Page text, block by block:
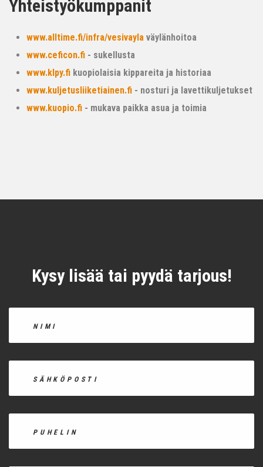
Yhteistyökumppanit
www.alltime.fi/infra/vesivayla väylänhoitoa
www.ceficon.fi - sukellusta
www.klpy.fi kuopiolaisia kippareita ja historiaa
www.kuljetusliiketiainen.fi - nosturi ja lavettikuljetukset
www.kuopio.fi - mukava paikka asua ja toimia
Kysy lisää tai pyydä tarjous!